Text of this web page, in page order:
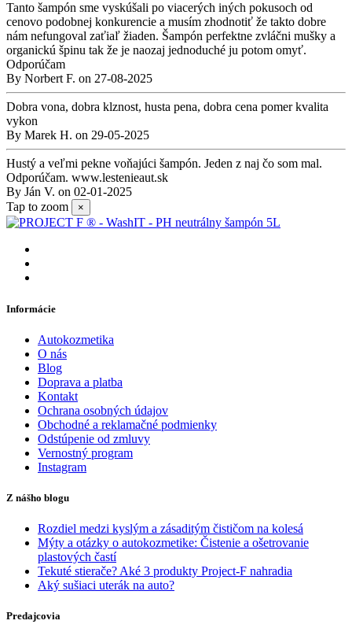
Tanto šampón sme vyskúšali po viacerých iných pokusoch od
cenovo podobnej konkurencie a musím zhodnotiť že takto dobre
nám nefungoval zaťiaľ žiaden. Šampón perfektne zvláčni mušky a
organickú špinu tak že je naozaj jednoduché ju potom omyť.
Odporúčam
By Norbert F. on 27-08-2025
Dobra vona, dobra klznost, husta pena, dobra cena pomer kvalita
vykon
By Marek H. on 29-05-2025
Hustý a veľmi pekne voňajúci šampón. Jeden z naj čo som mal.
Odporúčam. www.lestenieaut.sk
By Ján V. on 02-01-2025
Tap to zoom
×
Informácie
Autokozmetika
O nás
Blog
Doprava a platba
Kontakt
Ochrana osobných údajov
Obchodné a reklamačné podmienky
Odstúpenie od zmluvy
Vernostný program
Instagram
Z nášho blogu
Rozdiel medzi kyslým a zásaditým čističom na kolesá
Mýty a otázky o autokozmetike: Čistenie a ošetrovanie
plastových častí
Tekuté stierače? Aké 3 produkty Project-F nahradia
Aký sušiaci uterák na auto?
Predajcovia